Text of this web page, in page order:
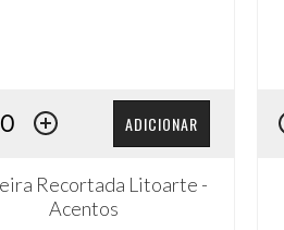
ADICIONAR
Recortada Litoarte -
Acentos